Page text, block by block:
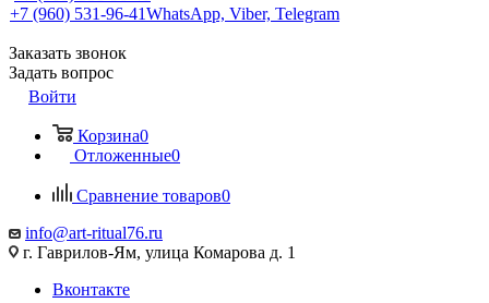
+7 (960) 531-96-41WhatsApp, Viber, Telegram
Заказать звонок
Задать вопрос
Войти
Корзина0
Отложенные0
Сравнение товаров0
info@art-ritual76.ru
г. Гаврилов-Ям, улица Комарова д. 1
Вконтакте